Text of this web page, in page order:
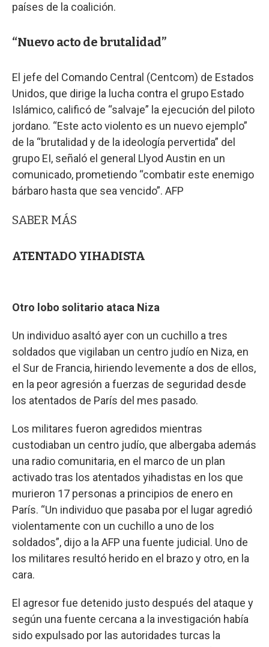
países de la coalición.
“Nuevo acto de brutalidad”
El jefe del Comando Central (Centcom) de Estados
Unidos, que dirige la lucha contra el grupo Estado
Islámico, calificó de “salvaje” la ejecución del piloto
jordano. “Este acto violento es un nuevo ejemplo”
de la “brutalidad y de la ideología pervertida” del
grupo EI, señaló el general Llyod Austin en un
comunicado, prometiendo “combatir este enemigo
bárbaro hasta que sea vencido”. AFP
SABER MÁS
ATENTADO YIHADISTA
Otro lobo solitario ataca Niza
Un individuo asaltó ayer con un cuchillo a tres
soldados que vigilaban un centro judío en Niza, en
el Sur de Francia, hiriendo levemente a dos de ellos,
en la peor agresión a fuerzas de seguridad desde
los atentados de París del mes pasado.
Los militares fueron agredidos mientras
custodiaban un centro judío, que albergaba además
una radio comunitaria, en el marco de un plan
activado tras los atentados yihadistas en los que
murieron 17 personas a principios de enero en
París. “Un individuo que pasaba por el lugar agredió
violentamente con un cuchillo a uno de los
soldados”, dijo a la AFP una fuente judicial. Uno de
los militares resultó herido en el brazo y otro, en la
cara.
El agresor fue detenido justo después del ataque y
según una fuente cercana a la investigación había
sido expulsado por las autoridades turcas la